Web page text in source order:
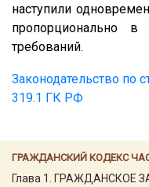
ГРАЖДАНСКИЙ КОДЕКС
Глава 1. ГРАЖДАНСКОЕ
наступили
пропорционально
требований.
Законодательство по
319.1 ГК РФ